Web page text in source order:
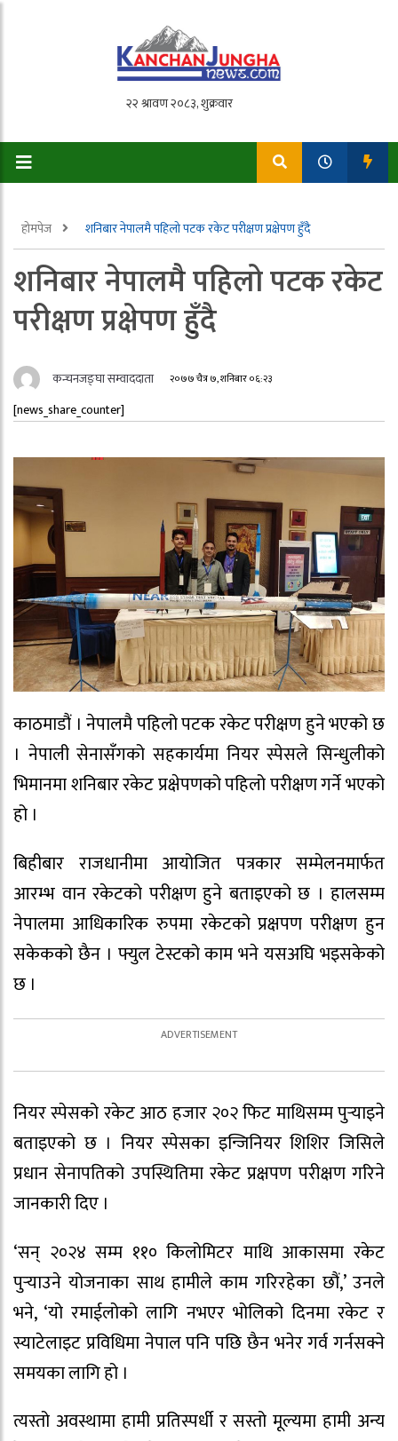
होमपेज शनिबार नेपालमै पहिलो पटक रकेट परीक्षण प्रक्षेपण हुँदै
शनिबार नेपालमै पहिलो पटक रकेट
परीक्षण प्रक्षेपण हुँदै
कन्चनजङ्घा सम्वाददाता २०७७ चैत्र ७, शनिबार ०६:२३
[news_share_counter]
काठमाडौं । नेपालमै पहिलो पटक रकेट परीक्षण हुने भएको छ
। नेपाली सेनासँगको सहकार्यमा नियर स्पेसले सिन्धुलीको
भिमानमा शनिबार रकेट प्रक्षेपणको पहिलो परीक्षण गर्ने भएको
हो ।
बिहीबार राजधानीमा आयोजित पत्रकार सम्मेलनमार्फत
आरम्भ वान रकेटको परीक्षण हुने बताइएको छ । हालसम्म
नेपालमा आधिकारिक रुपमा रकेटको प्रक्षपण परीक्षण हुन
सकेकको छैन । फ्युल टेस्टको काम भने यसअघि भइसकेको
छ ।
नियर स्पेसको रकेट आठ हजार २०२ फिट माथिसम्म पुर्‍याइने
बताइएको छ । नियर स्पेसका इन्जिनियर शिशिर जिसिले
प्रधान सेनापतिको उपस्थितिमा रकेट प्रक्षपण परीक्षण गरिने
जानकारी दिए ।
‘सन् २०२४ सम्म ११० किलोमिटर माथि आकासमा रकेट
पुर्‍याउने योजनाका साथ हामीले काम गरिरहेका छौं,’ उनले
भने, ‘यो रमाईलोको लागि नभएर भोलिको दिनमा रकेट र
स्याटेलाइट प्रविधिमा नेपाल पनि पछि छैन भनेर गर्व गर्नसक्ने
समयका लागि हो ।
त्यस्तो अवस्थामा हामी प्रतिस्पर्धी र सस्तो मूल्यमा हामी अन्य